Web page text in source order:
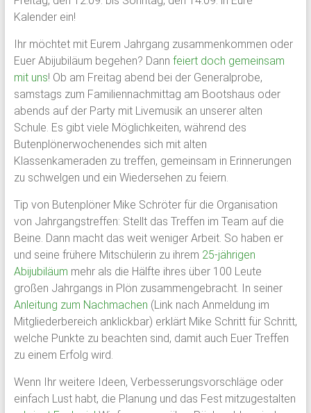
Kalender ein!
Ihr möchtet mit Eurem Jahrgang zusammenkommen oder
Euer Abijubiläum begehen? Dann feiert doch gemeinsam
mit uns! Ob am Freitag abend bei der Generalprobe,
samstags zum Familiennachmittag am Bootshaus oder
abends auf der Party mit Livemusik an unserer alten
Schule. Es gibt viele Möglichkeiten, während des
Butenplönerwochenendes sich mit alten
Klassenkameraden zu treffen, gemeinsam in Erinnerungen
zu schwelgen und ein Wiedersehen zu feiern.
Tip von Butenplöner Mike Schröter für die Organisation
von Jahrgangstreffen: Stellt das Treffen im Team auf die
Beine. Dann macht das weit weniger Arbeit. So haben er
und seine frühere Mitschülerin zu ihrem 25-jährigen
Abijubiläum mehr als die Hälfte ihres über 100 Leute
großen Jahrgangs in Plön zusammengebracht. In seiner
Anleitung zum Nachmachen (Link nach Anmeldung im
Mitgliederbereich anklickbar) erklärt Mike Schritt für Schritt,
welche Punkte zu beachten sind, damit auch Euer Treffen
zu einem Erfolg wird.
Wenn Ihr weitere Ideen, Verbesserungsvorschläge oder
einfach Lust habt, die Planung und das Fest mitzugestalten